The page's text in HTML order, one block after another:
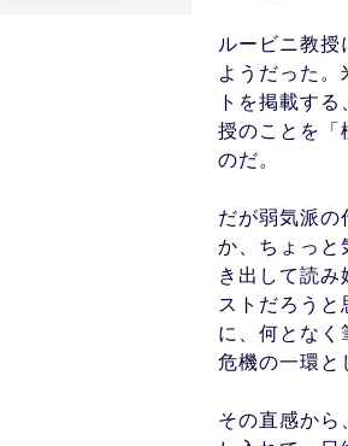
ルービニ教
ようだった
トを掲載す
授のことを「
のだ。
だが弱気派の
か、ちょっと
き出して読
ストだろう
に、何となく
危機の一環と
その直感から